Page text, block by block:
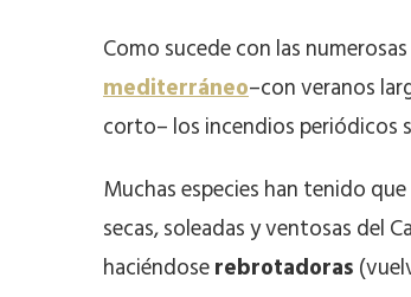
Como sucede con las numerosas
mediterráneo–con veranos
corto– los incendios periódicos
Muchas especies han tenido
secas, soleadas y ventosas del
haciéndoserebrotadoras